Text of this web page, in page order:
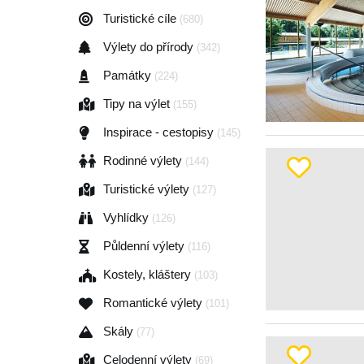
Turistické cíle (680)
Výlety do přírody (342)
Památky (224)
Tipy na výlet (155)
Inspirace - cestopisy (145)
Rodinné výlety (144)
Turistické výlety (127)
Vyhlídky (126)
Půldenní výlety (116)
Kostely, kláštery (103)
Romantické výlety (101)
Skály (77)
Celodenní výlety (69)